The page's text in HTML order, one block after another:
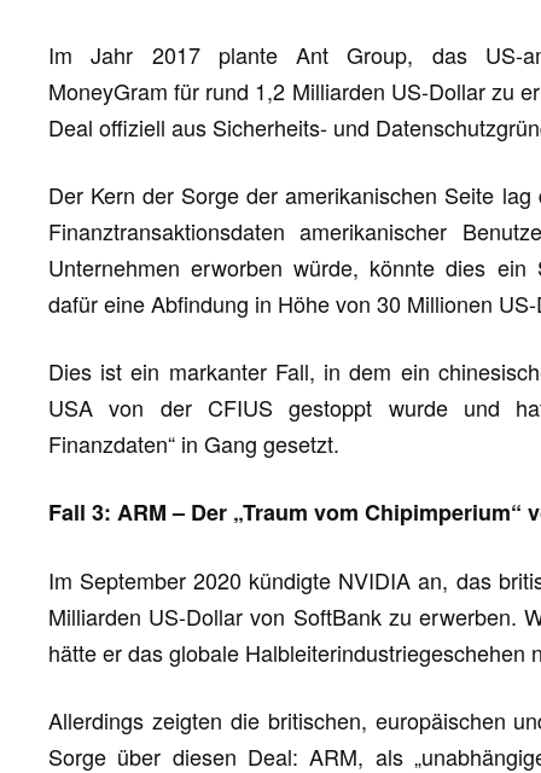
Im Jahr 2017 plante Ant Group, das US-
MoneyGram für rund 1,2 Milliarden US-Dollar zu
Deal offiziell aus Sicherheits- und
Der Kern der Sorge der amerikanischen Seite
Finanztransaktionsdaten amerikanischer
Unternehmen erworben würde, könnte dies
dafür eine Abfindung in Höhe von 30 Millionen
Dies ist ein markanter Fall, in dem ein
USA von der CFIUS gestoppt wurde und
Finanzdaten“ in Gang gesetzt.
Fall 3: ARM – Der „Traum vom Chipimperium“
Im September 2020 kündigte NVIDIA an, das
Milliarden US-Dollar von SoftBank zu erwerben.
hätte er das globale Halbleiterindustriegeschehen
Allerdings zeigten die britischen, europäischen
Sorge über diesen Deal: ARM, als